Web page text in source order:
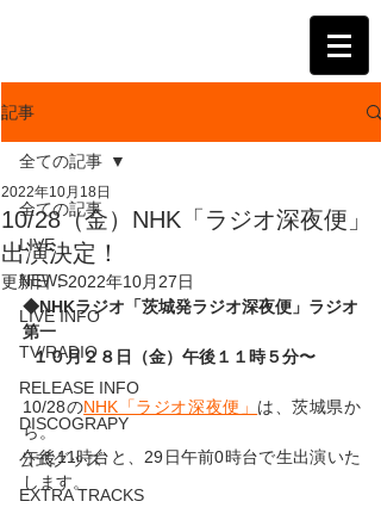
記事
全ての記事
LIVE
NEWS
LIVE INFO
TV/RADIO
RELEASE INFO
DISCOGRAPY
公式グッズ
EXTRA TRACKS
全ての記事
10/28（金）NHK「ラジオ深夜便」
出演決定！
2022年10月18日
更新日：2022年10月27日
◆NHKラジオ「茨城発ラジオ深夜便」ラジオ
第一
  １０月２８日（金）午後１１時５分〜
10/28のNHK「ラジオ深夜便」 は、茨城県か
ら。
午後11時台と、29日午前0時台で生出演いた
します。